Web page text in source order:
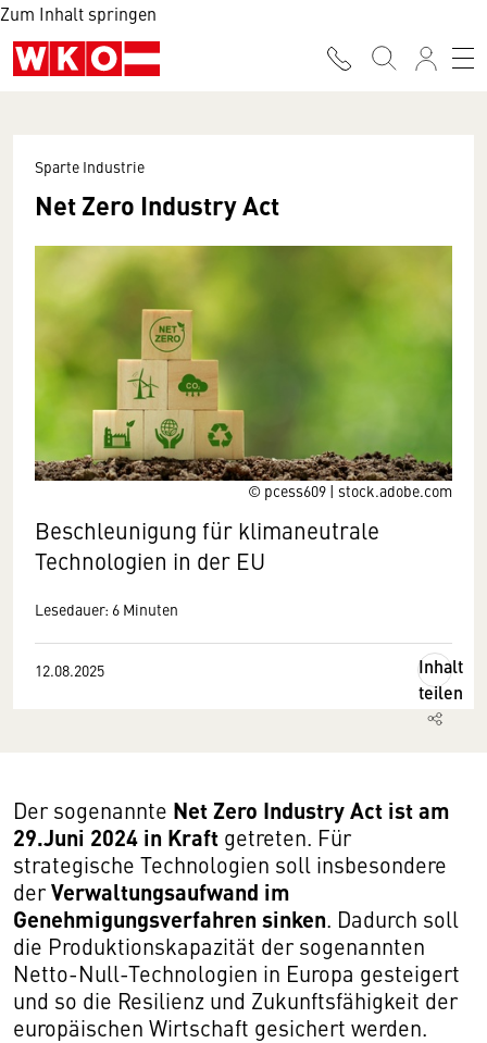
Zum Inhalt springen
© pcess609 | stock.adobe.com
Sparte Industrie
Net Zero Industry Act
Beschleunigung für klimaneutrale
Technologien in der EU
Lesedauer: 6 Minuten
12.08.2025
Inhalt
teilen
Der sogenannte Net Zero Industry Act ist am
29.Juni 2024 in Kraft getreten. Für
strategische Technologien soll insbesondere
derVerwaltungsaufwand im
Genehmigungsverfahren sinken. Dadurch soll
die Produktionskapazität der sogenannten
Netto-Null-Technologien in Europa gesteigert
und so die Resilienz und Zukunftsfähigkeit der
europäischen Wirtschaft gesichert werden.